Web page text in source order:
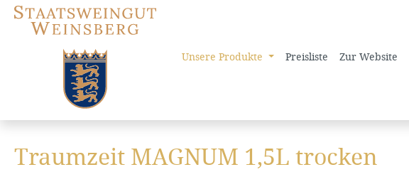
Hauptinhalt springen
Zur Suche springen
Zur Hauptnavigation springen
Unsere Produkte Preisliste Zur Website
Traumzeit MAGNUM 1,5L trocken